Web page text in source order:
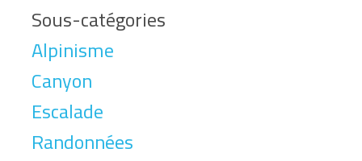
Sous-catégories
Alpinisme
Canyon
Escalade
Randonnées